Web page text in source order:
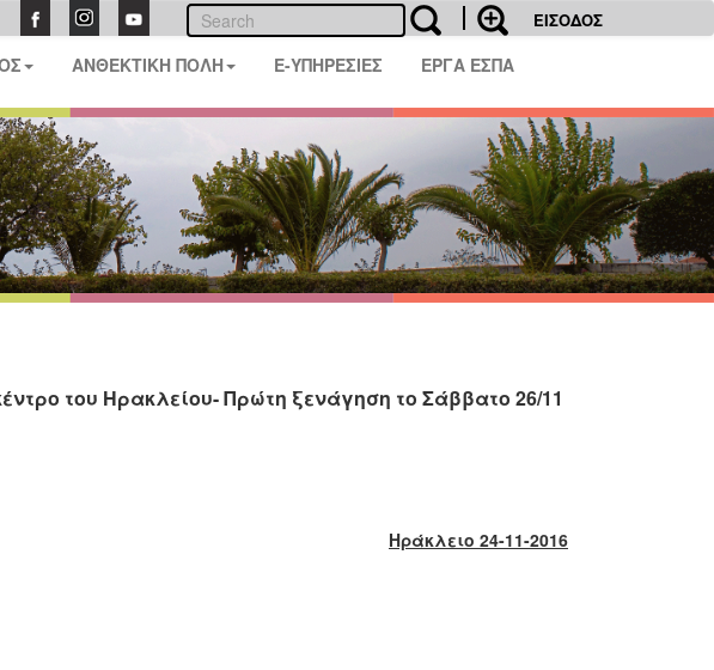
ΕΙΣΟΔΟΣ
ΑΝΘΕΚΤΙΚΗ ΠΟΛΗ E-ΥΠΗΡΕΣΙΕΣ ΕΡΓΑ ΕΣΠΑ
του Ηρακλείου- Πρώτη ξενάγηση το Σάββατο 26/11
Ηράκλειο 24-11-2016